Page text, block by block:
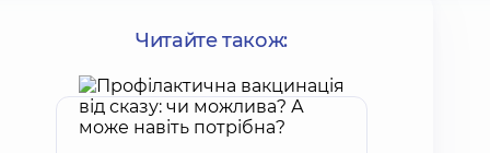
Читайте також: